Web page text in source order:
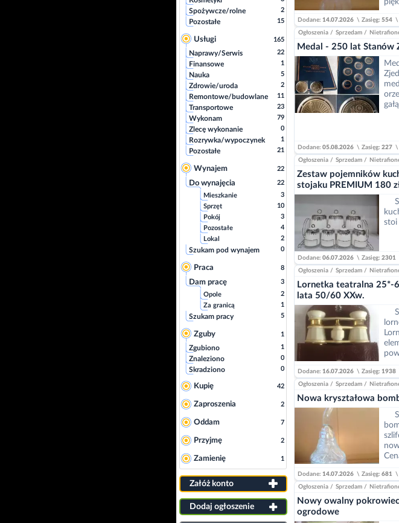
Spożywcze/rolne 2
Pozostałe 15
Usługi 165
Naprawy/Serwis 22
Finansowe 1
Nauka 5
Zdrowie/uroda 2
Remontowe/budowlane 11
Transportowe 23
Wykonam 79
Zlecę wykonanie 0
Rozrywka/wypoczynek 1
Pozostałe 21
Wynajem 22
Do wynajęcia
22
Mieszkanie
3
Sprzęt
10
Pokój
3
Pozostałe
4
Lokal
2
Szukam pod wynajem 0
Praca 8
Dam pracę
3
Opole
2
Za granicą
1
Szukam pracy 5
Zguby 1
Zgubiono 1
Znaleziono 0
Skradziono 0
Kupię 42
Zaproszenia 2
Oddam 7
Przyjmę 2
Zamienię 1
Załóż konto
Dodaj ogłoszenie
Dodane: 14.07.2026 \ Zasięg: 554 \
Ogłoszenia / Sprzedam /
Medal - 250 lat Stanów
Dodane: 05.08.2026 \ Zasięg: 227 \
Ogłoszenia / Sprzedam /
Zestaw pojemników
stojaku PREMIUM 180
stoi
Dodane: 06.07.2026 \ Zasięg: 2301
Ogłoszenia / Sprzedam /
Lornetka teatralna 25*-
lata 50/60 XXw.
Dodane: 16.07.2026 \ Zasięg: 1938
Ogłoszenia / Sprzedam /
Nowa kryształowa
Dodane: 14.07.2026 \ Zasięg: 681 \
Ogłoszenia / Sprzedam /
Nowy owalny
ogrodowe